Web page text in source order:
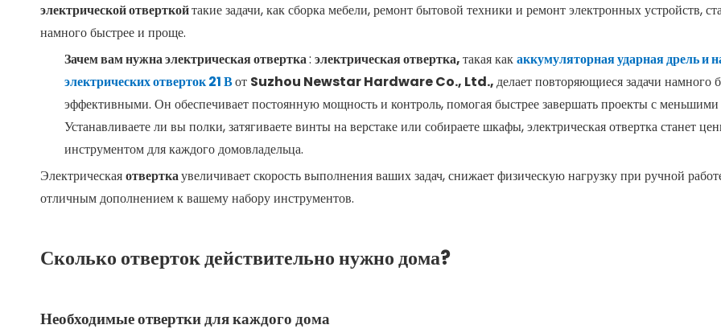
электрической отверткойтакие задачи, как сборка мебели, ремонт бытовой техники и ремонт электронных устройств,
намного быстрее и проще.
Зачем вам нужна электрическая отвертка: электрическая отвертка,такая какаккумуляторная ударная дрель и
электрических отверток 21 Вот Suzhou Newstar Hardware Co., Ltd.,делает повторяющиеся задачи намного
эффективными. Он обеспечивает постоянную мощность и контроль, помогая быстрее завершать проекты с
Устанавливаете ли вы полки, затягиваете винты на верстаке или собираете шкафы, электрическая отвертка станет
инструментом для каждого домовладельца.
Электрическаяотверткаувеличивает скорость выполнения ваших задач, снижает физическую нагрузку при ручной
отличным дополнением к вашему набору инструментов.
Сколько отверток действительно нужно дома?
Необходимые отвертки для каждого дома